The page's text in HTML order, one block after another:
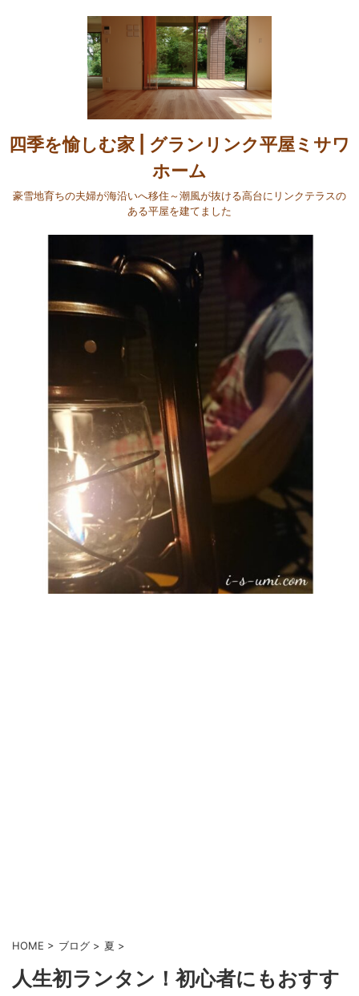
四季を愉しむ家 | グランリンク平屋ミサワ
ホーム
豪雪地育ちの夫婦が海沿いへ移住～潮風が抜ける高台にリンクテラスの
ある平屋を建てました
HOME > ブログ > 夏 >
人生初ランタン！初心者にもおすす